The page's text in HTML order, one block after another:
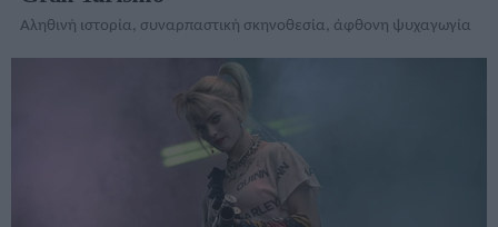
Αληθινή ιστορία, συναρπαστική σκηνοθεσία, άφθονη ψυχαγωγία